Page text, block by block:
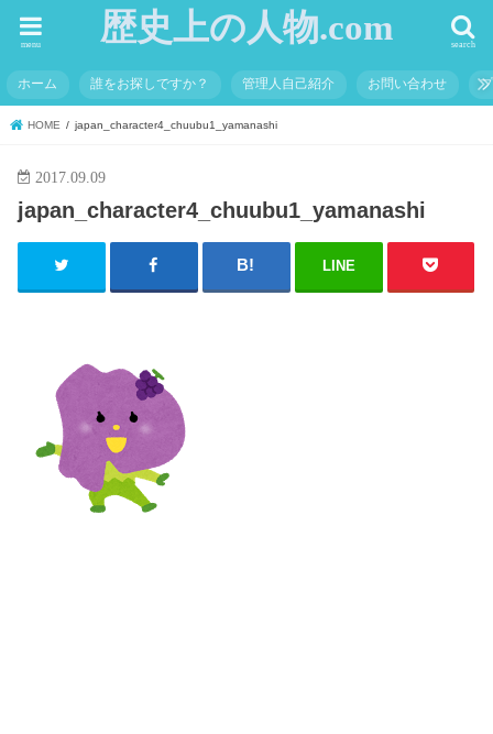
歴史上の人物.com search
menu
ホーム 誰をお探しですか？ 管理人自己紹介 お問い合わせ
HOME japan_character4_chuubu1_yamanashi
2017.09.09
japan_character4_chuubu1_yamanashi
LINE